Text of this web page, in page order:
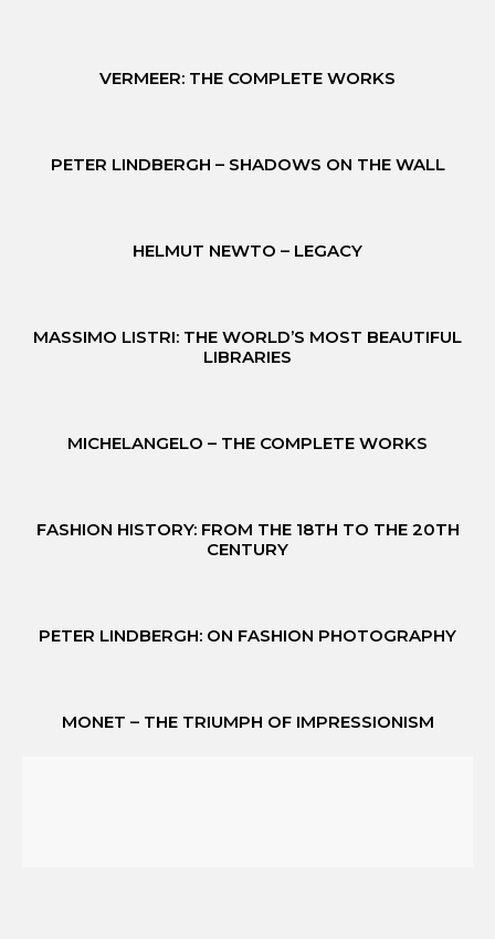
VERMEER: THE COMPLETE WORKS
PETER LINDBERGH – SHADOWS ON THE WALL
HELMUT NEWTO – LEGACY
MASSIMO LISTRI: THE WORLD’S MOST BEAUTIFUL
LIBRARIES
MICHELANGELO – THE COMPLETE WORKS
FASHION HISTORY: FROM THE 18TH TO THE 20TH
CENTURY
PETER LINDBERGH: ON FASHION PHOTOGRAPHY
MONET – THE TRIUMPH OF IMPRESSIONISM